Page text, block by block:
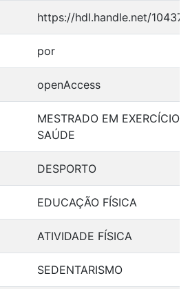
https://hdl.handle.net/10437/
por
openAccess
MESTRADO EM EXERCÍCIO E
SAÚDE
DESPORTO
EDUCAÇÃO FÍSICA
ATIVIDADE FÍSICA
SEDENTARISMO